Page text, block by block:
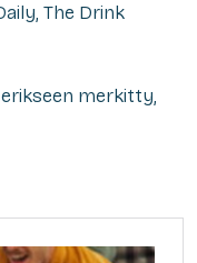
The Drink
merkitty,